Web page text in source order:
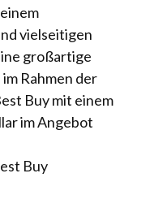
vielseitigen
großartige
Rahmen der
Buy mit einem
im Angebot
Buy